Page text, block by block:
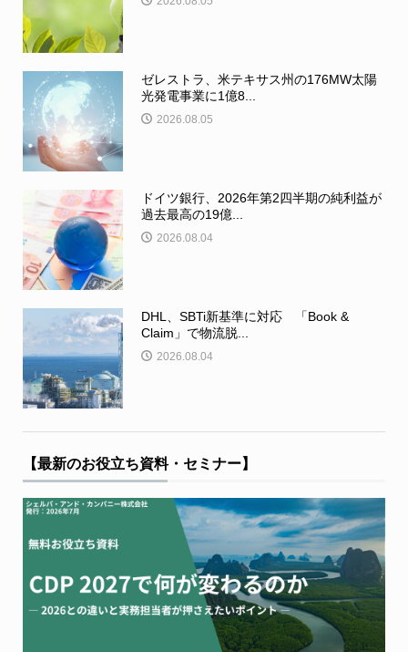
ゼレストラ、米テキサス州の176MW太陽
光発電事業に1億8...
2026.08.05
ドイツ銀行、2026年第2四半期の純利益が
過去最高の19億...
2026.08.04
DHL、SBTi新基準に対応 「Book &
Claim」で物流脱...
2026.08.04
【最新のお役立ち資料・セミナー】